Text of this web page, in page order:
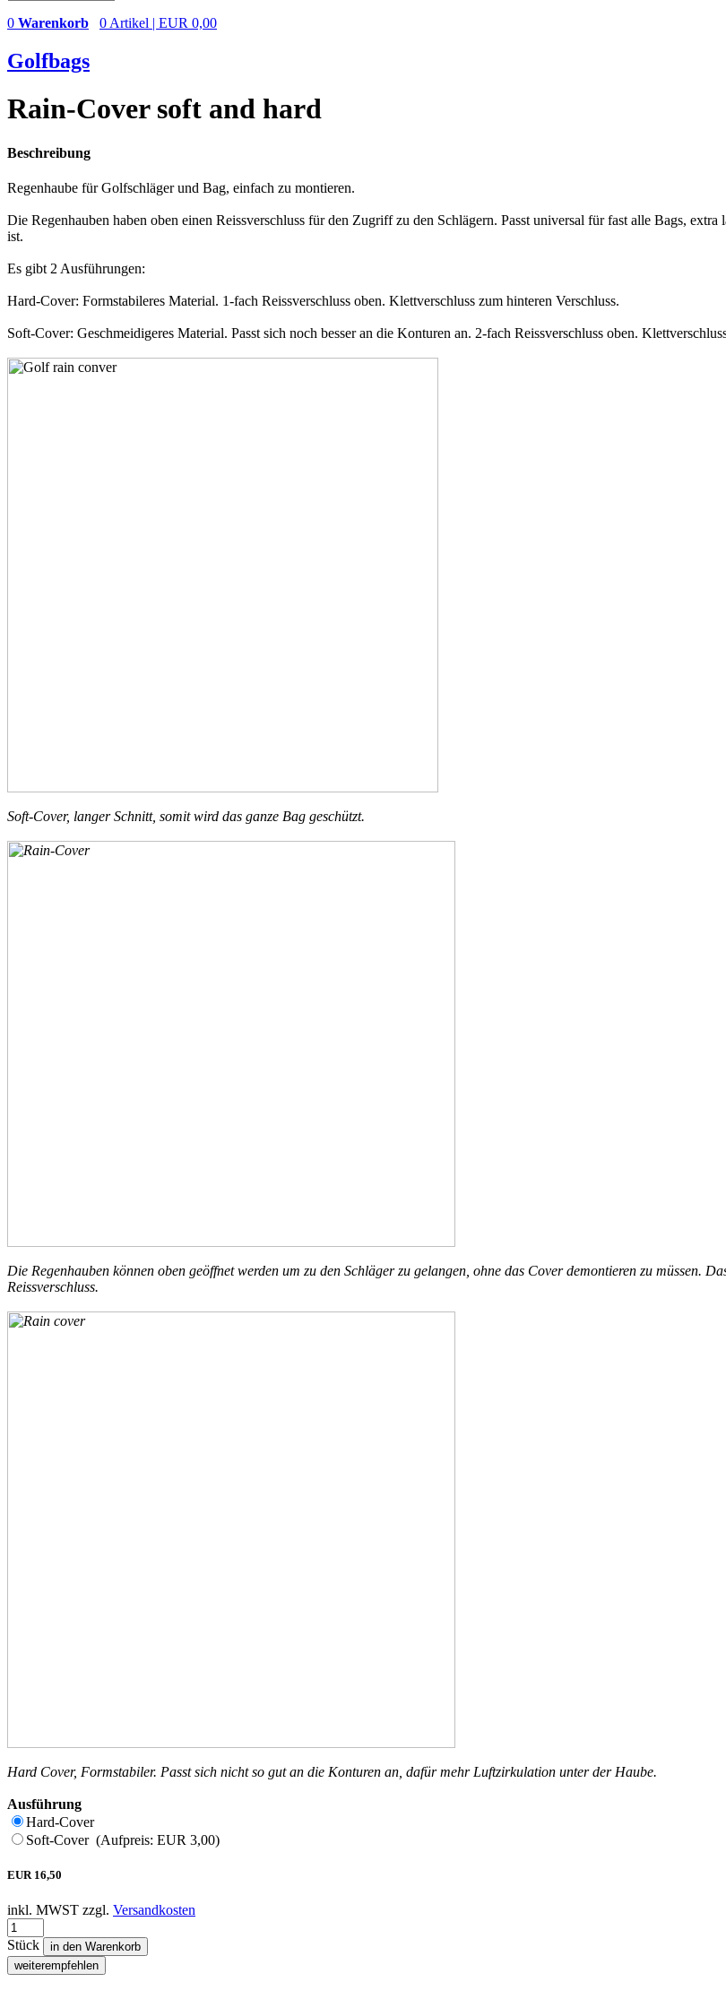
0 Warenkorb 0 Artikel | EUR 0,00
Golfbags
Rain-Cover soft and hard
Beschreibung
Regenhaube für Golfschläger und Bag, einfach zu montieren.
Die Regenhauben haben oben einen Reissverschluss für den Zugriff zu den Schlägern. Passt universal für fast alle Bags,
ist.
Es gibt 2 Ausführungen:
Hard-Cover: Formstabileres Material. 1-fach Reissverschluss oben. Klettverschluss zum hinteren Verschluss.
Soft-Cover: Geschmeidigeres Material. Passt sich noch besser an die Konturen an. 2-fach Reissverschluss oben.
Soft-Cover, langer Schnitt, somit wird das ganze Bag geschützt.
Die Regenhauben können oben geöffnet werden um zu den Schläger zu gelangen, ohne das Cover demontieren zu müssen.
Reissverschluss.
Hard Cover, Formstabiler. Passt sich nicht so gut an die Konturen an, dafür mehr Luftzirkulation unter der Haube.
Ausführung
Hard-Cover
Soft-Cover (Aufpreis: EUR 3,00)
EUR 16,50
inkl. MWST zzgl. Versandkosten
Stück
in den Warenkorb
weiterempfehlen